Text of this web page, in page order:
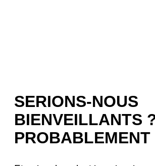
SERIONS-NOUS
BIENVEILLANTS
PROBABLEMENT